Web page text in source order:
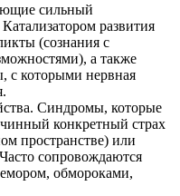
сильный
развития
(сознания с
а также
с которыми нервная
Синдромы, которые
конкретный страх
пространстве) или
сопровождаются
обмороками,